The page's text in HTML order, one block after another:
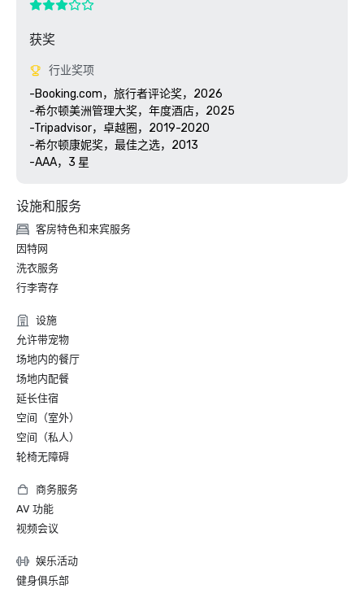
获奖
行业奖项
-Booking.com，旅行者评论奖，2026
-希尔顿美洲管理大奖，年度酒店，2025
-Tripadvisor，卓越圈，2019-2020
-希尔顿康妮奖，最佳之选，2013
设施和服务
客房特色和来宾服务
因特网
洗衣服务
行李寄存
设施
允许带宠物
场地内的餐厅
场地内配餐
延长住宿
空间（室外）
空间（私人）
轮椅无障碍
商务服务
AV 功能
视频会议
娱乐活动
健身俱乐部